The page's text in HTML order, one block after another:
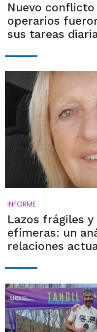
Nuevo conflicto
operarios
sus tareas
INFORME
Lazos frágiles y
efímeras: un
relaciones